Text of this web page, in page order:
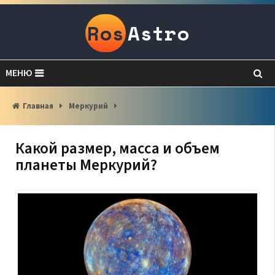
RosAstro
МЕНЮ
Главная Меркурий
Какой размер, масса и объем
планеты Меркурий?